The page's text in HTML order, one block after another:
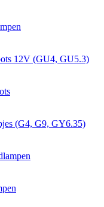
12V (GU4, GU5.3)
(G4, G9, GY6.35)